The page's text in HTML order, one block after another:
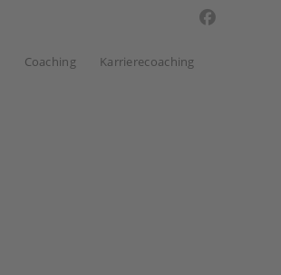
Coaching Karrierecoaching